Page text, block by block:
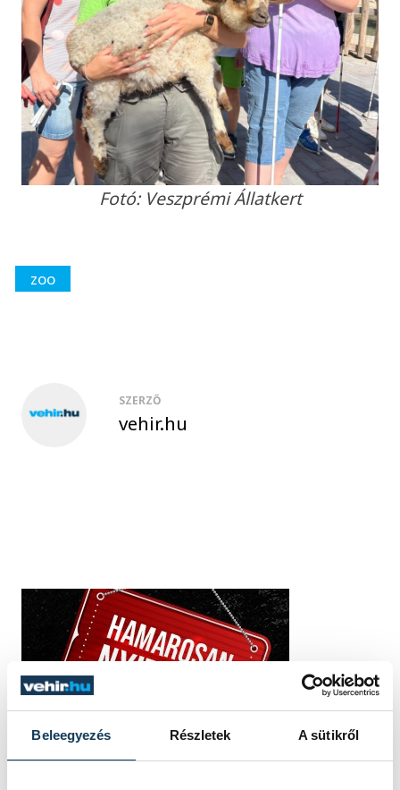
Beleegyezés Részletek A sütikről
Fotó: Veszprémi Állatkert
zoo
SZERZŐ
vehir.hu